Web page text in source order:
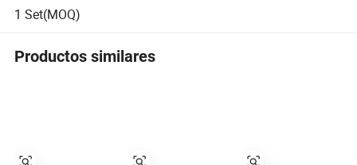
1 Set(MOQ)
Productos similares